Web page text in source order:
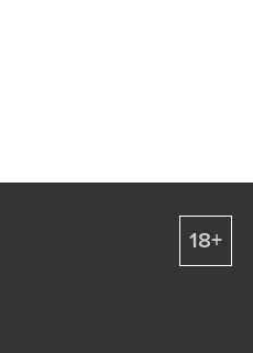
18+